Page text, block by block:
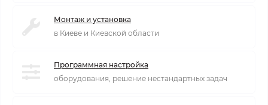
Монтаж и установка
в Киеве и Киевской области
Программная настройка
оборудования, решение нестандартных задач